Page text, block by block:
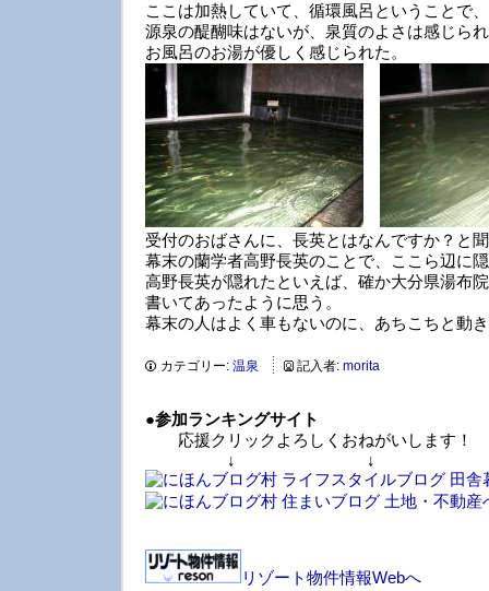
ここは加熱していて、循環風呂ということで、
源泉の醍醐味はないが、泉質のよさは感じら
お風呂のお湯が優しく感じられた。
受付のおばさんに、長英とはなんですか？と
幕末の蘭学者高野長英のことで、ここら辺に
高野長英が隠れたといえば、確か大分県湯布
書いてあったように思う。
幕末の人はよく車もないのに、あちこちと動
カテゴリー: 温泉 記入者: morita
●参加ランキングサイト
応援クリックよろしくおねがいします！
↓ ↓
リゾート物件情報Webへ